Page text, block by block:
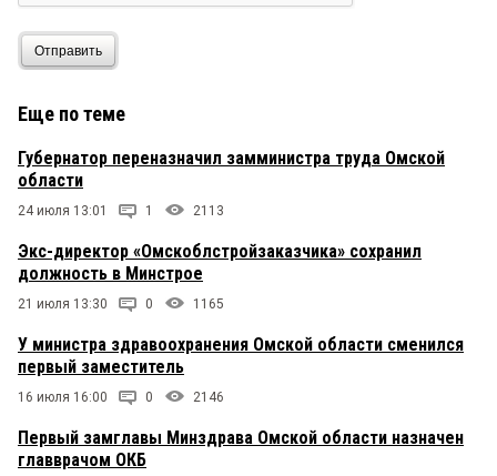
Омич
мАлАдец!!! Они все там мАлАдцы!!!
Отправить
Еще по теме
Губернатор переназначил замминистра труда Омской
области
24 июля 13:01 1 2113
Экс-директор «Омскоблстройзаказчика» сохранил
должность в Минстрое
21 июля 13:30 0 1165
У министра здравоохранения Омской области сменился
первый заместитель
16 июля 16:00 0 2146
Первый замглавы Минздрава Омской области назначен
главврачом ОКБ